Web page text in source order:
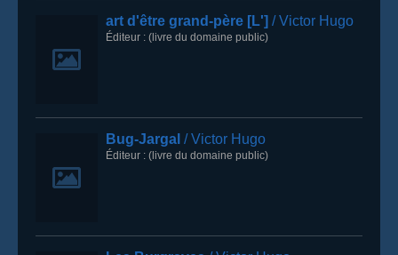
art d'être grand-père [L'] / Victor Hugo
Éditeur : (livre du domaine public)
Bug-Jargal / Victor Hugo
Éditeur : (livre du domaine public)